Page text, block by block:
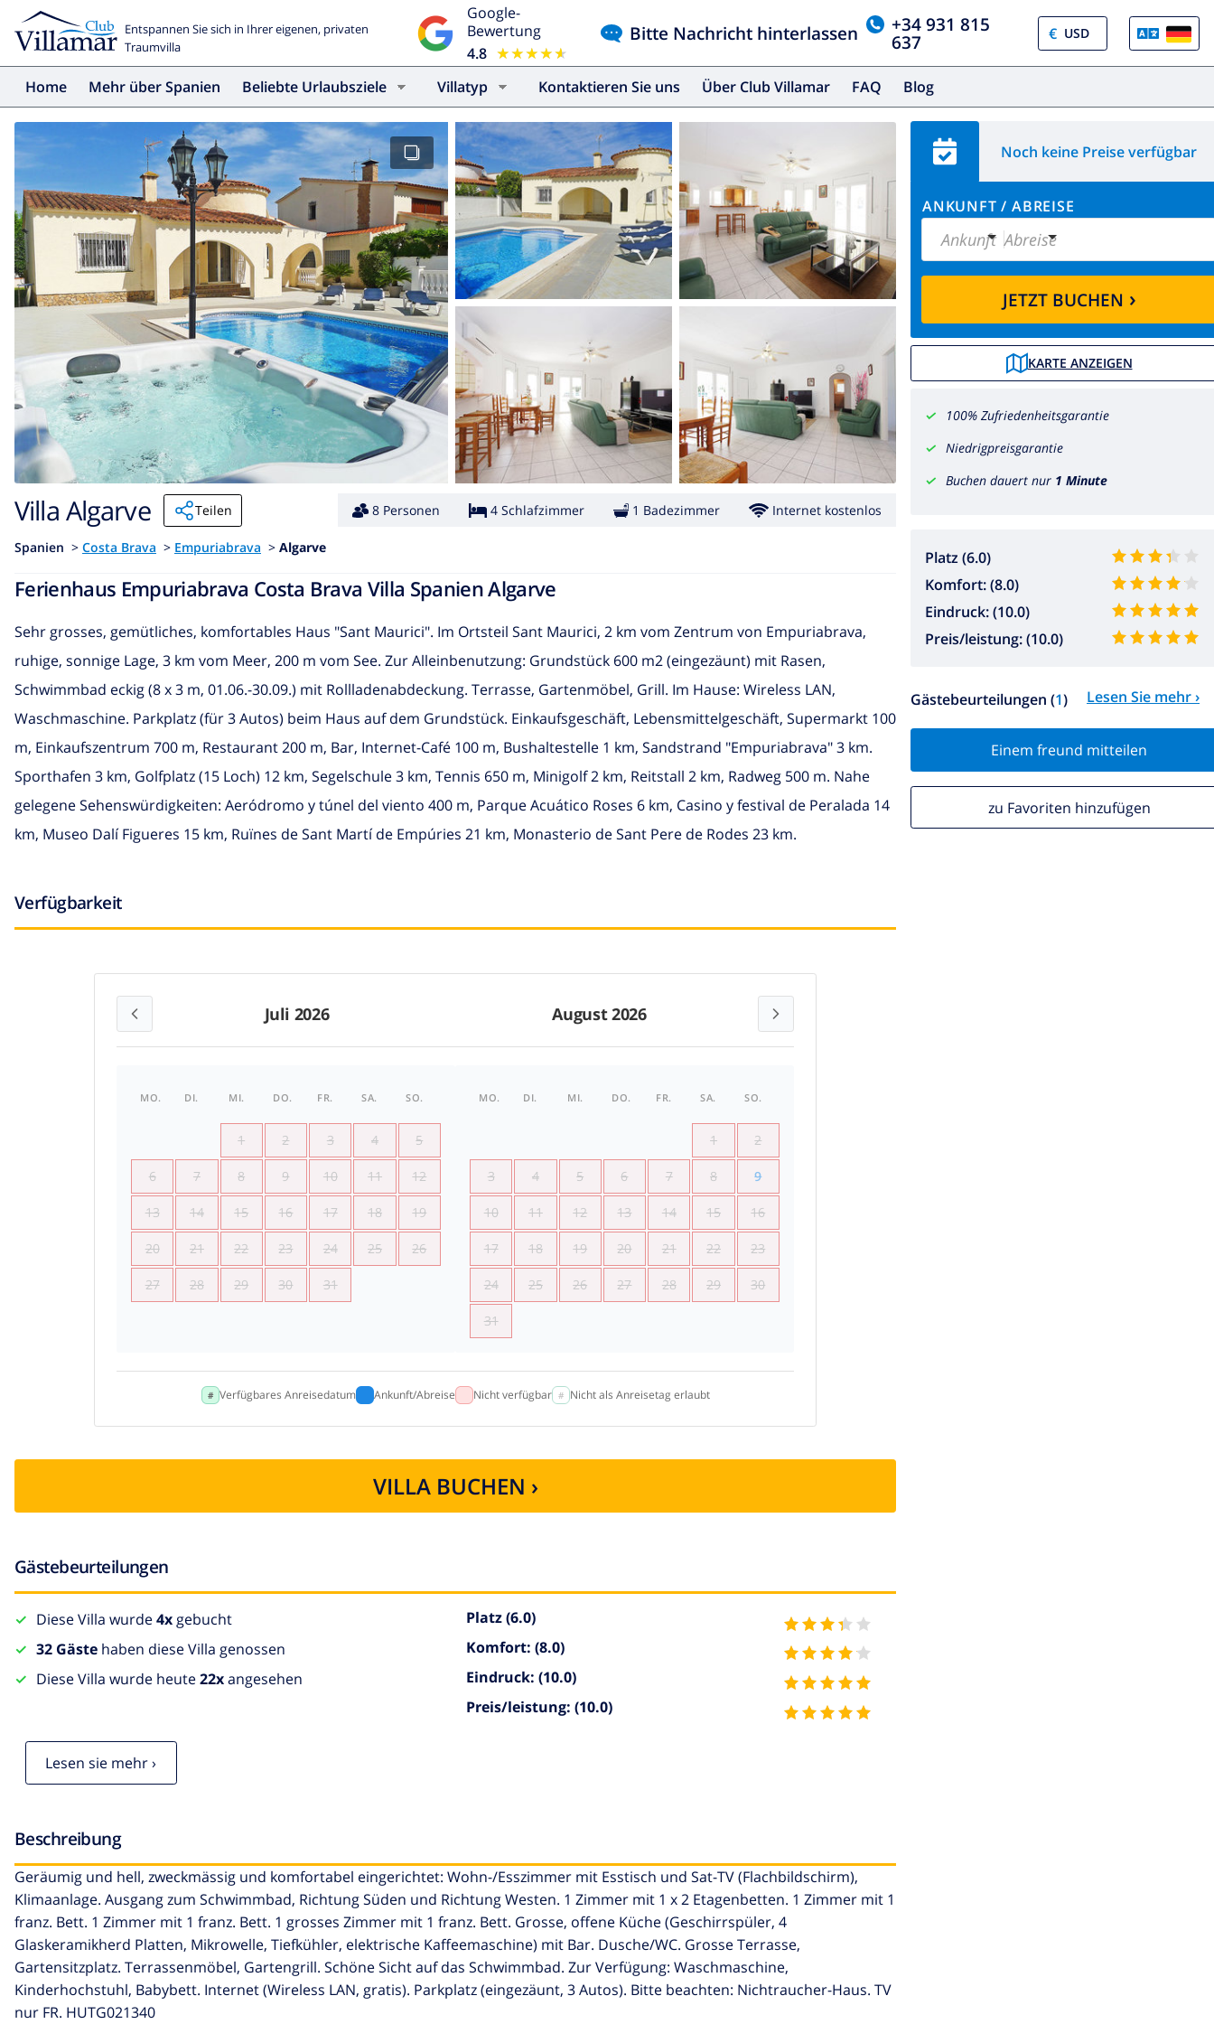
Entspannen Sie sich in Ihrer eigenen, privaten
Traumvilla
Google-
Bewertung
4.8 ★★★★★
★★★★★
Bitte Nachricht hinterlassen +34 931 815
637 €
Home Mehr über Spanien Beliebte Urlaubsziele Villatyp Kontaktieren Sie uns Über Club Villamar FAQ Blog
Noch keine Preise verfügbar
ANKUNFT / ABREISE
Ankunft Abreise
JETZT BUCHEN ›
KARTE ANZEIGEN
100% Zufriedenheitsgarantie
Niedrigpreisgarantie
Buchen dauert nur 1 Minute
Platz (6.0)
Komfort: (8.0)
Eindruck: (10.0)
Preis/leistung: (10.0)
Gästebeurteilungen (1) Lesen Sie mehr ›
Einem freund mitteilen
zu Favoriten hinzufügen
Villa Algarve Teilen 8 Personen 4 Schlafzimmer 1 Badezimmer Internet kostenlos
Spanien > Costa Brava > Empuriabrava > Algarve
Ferienhaus Empuriabrava Costa Brava Villa Spanien Algarve
Sehr grosses, gemütliches, komfortables Haus "Sant Maurici". Im Ortsteil Sant Maurici, 2 km vom Zentrum von Empuriabrava,
ruhige, sonnige Lage, 3 km vom Meer, 200 m vom See. Zur Alleinbenutzung: Grundstück 600 m2 (eingezäunt) mit Rasen,
Schwimmbad eckig (8 x 3 m, 01.06.-30.09.) mit Rollladenabdeckung. Terrasse, Gartenmöbel, Grill. Im Hause: Wireless LAN,
Waschmaschine. Parkplatz (für 3 Autos) beim Haus auf dem Grundstück. Einkaufsgeschäft, Lebensmittelgeschäft, Supermarkt 100
m, Einkaufszentrum 700 m, Restaurant 200 m, Bar, Internet-Café 100 m, Bushaltestelle 1 km, Sandstrand "Empuriabrava" 3 km.
Sporthafen 3 km, Golfplatz (15 Loch) 12 km, Segelschule 3 km, Tennis 650 m, Minigolf 2 km, Reitstall 2 km, Radweg 500 m. Nahe
gelegene Sehenswürdigkeiten: Aeródromo y túnel del viento 400 m, Parque Acuático Roses 6 km, Casino y festival de Peralada 14
km, Museo Dalí Figueres 15 km, Ruïnes de Sant Martí de Empúries 21 km, Monasterio de Sant Pere de Rodes 23 km.
Verfügbarkeit
Juli 2026 August 2026
MO. DI. MI. DO. FR. SA. SO.
1 2 3 4 5
6 7 8 9 10 11 12
13 14 15 16 17 18 19
20 21 22 23 24 25 26
27 28 29 30 31
MO. DI. MI. DO. FR. SA. SO.
1 2
3 4 5 6 7 8 9
10 11 12 13 14 15 16
17 18 19 20 21 22 23
24 25 26 27 28 29 30
31
Verfügbares Anreisedatum Ankunft/Abreise Nicht verfügbar Nicht als Anreisetag erlaubt
VILLA BUCHEN ›
Gästebeurteilungen
Diese Villa wurde4x gebucht
32 Gäste haben diese Villa genossen
Diese Villa wurde heute22xangesehen
Platz(6.0)
Komfort: (8.0)
Eindruck: (10.0)
Preis/leistung: (10.0)
Lesen sie mehr ›
Beschreibung
Geräumig und hell, zweckmässig und komfortabel eingerichtet: Wohn-/Esszimmer mit Esstisch und Sat-TV (Flachbildschirm),
Klimaanlage. Ausgang zum Schwimmbad, Richtung Süden und Richtung Westen. 1 Zimmer mit 1 x 2 Etagenbetten. 1 Zimmer mit 1
franz. Bett. 1 Zimmer mit 1 franz. Bett. 1 grosses Zimmer mit 1 franz. Bett. Grosse, offene Küche (Geschirrspüler, 4
Glaskeramikherd Platten, Mikrowelle, Tiefkühler, elektrische Kaffeemaschine) mit Bar. Dusche/WC. Grosse Terrasse,
Gartensitzplatz. Terrassenmöbel, Gartengrill. Schöne Sicht auf das Schwimmbad. Zur Verfügung: Waschmaschine,
Kinderhochstuhl, Babybett. Internet (Wireless LAN, gratis). Parkplatz (eingezäunt, 3 Autos). Bitte beachten: Nichtraucher-Haus. TV
nur FR. HUTG021340